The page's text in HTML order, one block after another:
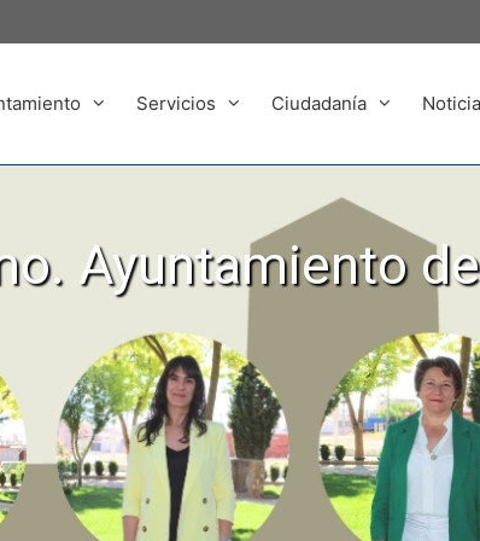
Servicios Ciudadanía
Ayuntamiento